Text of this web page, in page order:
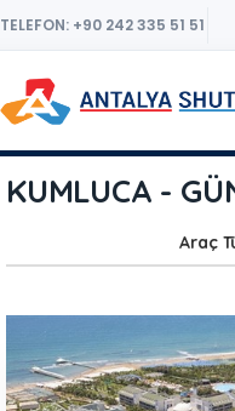
TELEFON: +90 242 335 51 51
KUMLUCA -
Araç